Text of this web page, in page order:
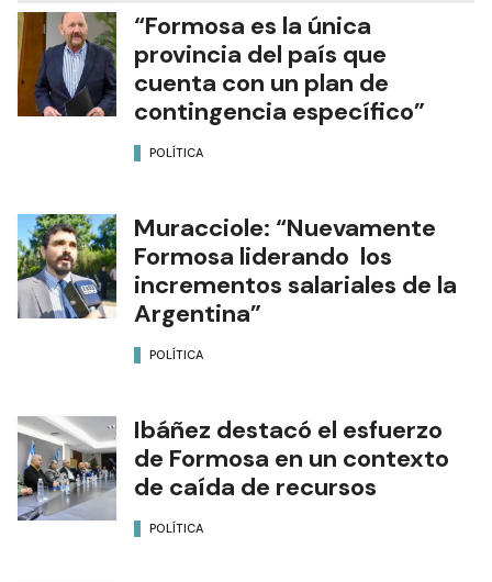
“Formosa es la única
provincia del país que
cuenta con un plan de
contingencia específico”
POLÍTICA
Muracciole: “Nuevamente
Formosa liderando los
incrementos salariales de la
Argentina”
POLÍTICA
Ibáñez destacó el esfuerzo
de Formosa en un contexto
de caída de recursos
POLÍTICA